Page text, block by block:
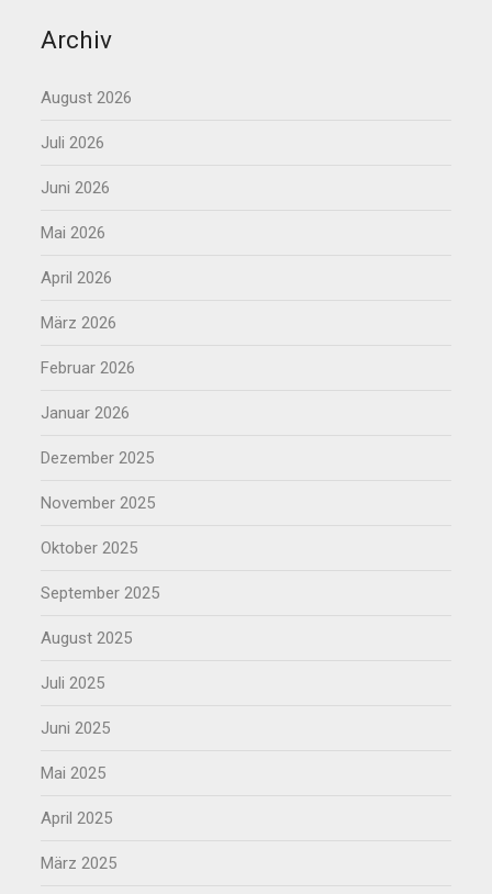
Archiv
August 2026
Juli 2026
Juni 2026
Mai 2026
April 2026
März 2026
Februar 2026
Januar 2026
Dezember 2025
November 2025
Oktober 2025
September 2025
August 2025
Juli 2025
Juni 2025
Mai 2025
April 2025
März 2025